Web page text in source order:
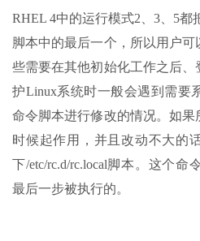
RHEL 4中的运行模式2、3、5都
脚本中的最后一个，所以用户
些需要在其他初始化工作之后
护Linux系统时一般会遇到需要
命令脚本进行修改的情况。如
时候起作用，并且改动不大的
下/etc/rc.d/rc.local脚本。这个
最后一步被执行的。